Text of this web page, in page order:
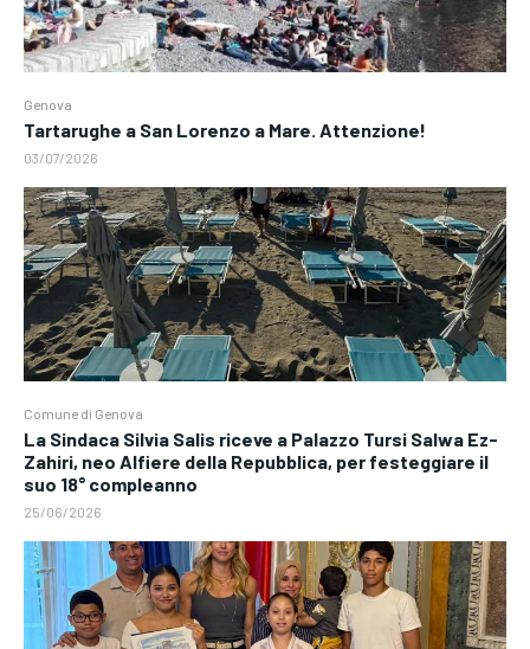
Genova
Tartarughe a San Lorenzo a Mare. Attenzione!
03/07/2026
Comune di Genova
La Sindaca Silvia Salis riceve a Palazzo Tursi Salwa Ez-
Zahiri, neo Alfiere della Repubblica, per festeggiare il
suo 18° compleanno
25/06/2026